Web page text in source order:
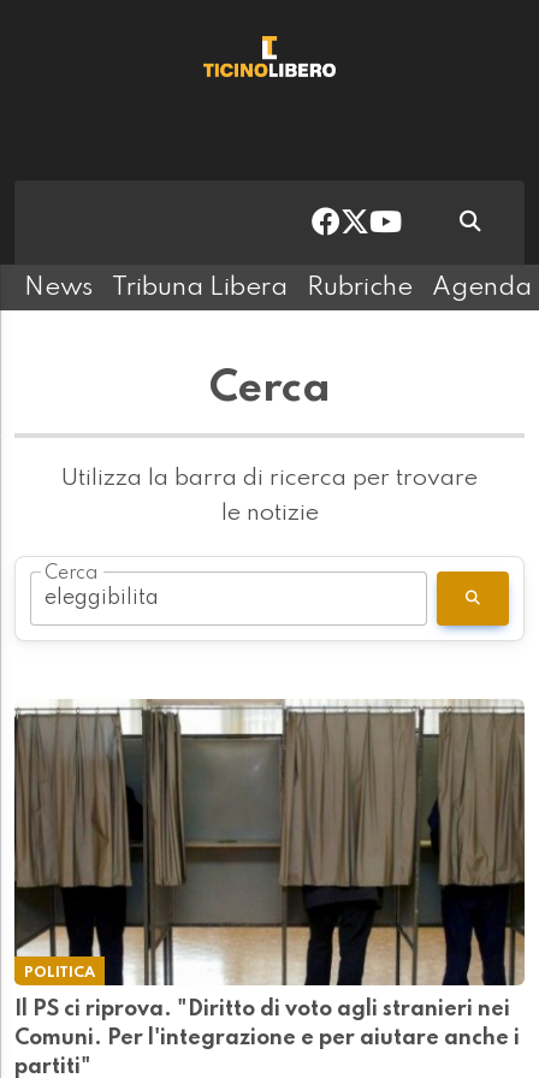
News Tribuna Libera Rubriche Agenda
Cerca
Utilizza la barra di ricerca per trovare
le notizie
Cerca
POLITICA
Il PS ci riprova. "Diritto di voto agli stranieri nei
Comuni. Per l'integrazione e per aiutare anche i
partiti"